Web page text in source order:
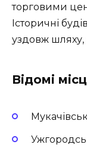
торговими
Історичні
уздовж шляху,
Відомі